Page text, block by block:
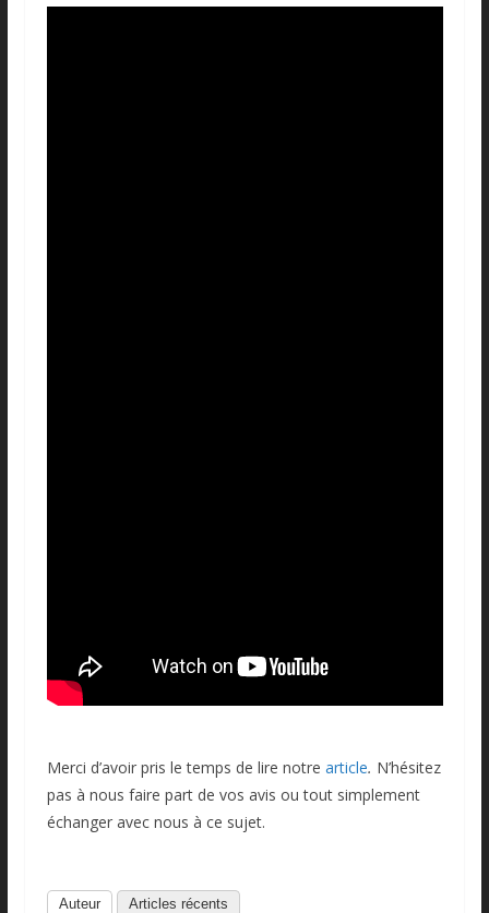
Merci d’avoir pris le temps de lire notre article. N’hésitez
pas à nous faire part de vos avis ou tout simplement
échanger avec nous à ce sujet.
Auteur Articles récents